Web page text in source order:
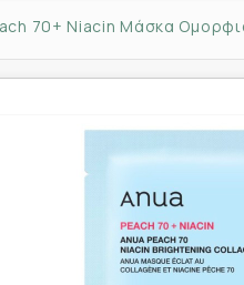
70+ Niacin Μάσκα